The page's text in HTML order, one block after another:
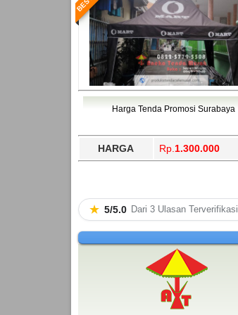
Harga Tenda Promosi Surabaya
HARGA Rp. 1.300.000
★ 5/5.0 Dari 3 Ulasan Terverifikasi